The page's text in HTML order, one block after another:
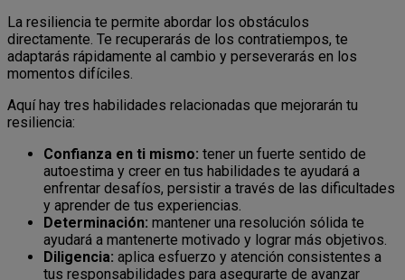
La resiliencia te permite abordar los obstáculos
directamente. Te recuperarás de los contratiempos, te
adaptarás rápidamente al cambio y perseverarás en los
momentos difíciles.
Aquí hay tres habilidades relacionadas que mejorarán tu
resiliencia:
Confianza en ti mismo: tener un fuerte sentido de
autoestima y creer en tus habilidades te ayudará a
enfrentar desafíos, persistir a través de las dificultades
y aprender de tus experiencias.
Determinación: mantener una resolución sólida te
ayudará a mantenerte motivado y lograr más objetivos.
Diligencia: aplica esfuerzo y atención consistentes a
tus responsabilidades para asegurarte de avanzar